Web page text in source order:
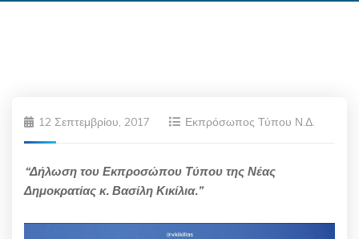
12 Σεπτεμβρίου, 2017 Εκπρόσωπος Τύπου Ν.Δ.
“Δήλωση του Εκπροσώπου Τύπου της Νέας
Δημοκρατίας κ. Βασίλη Κικίλια.”